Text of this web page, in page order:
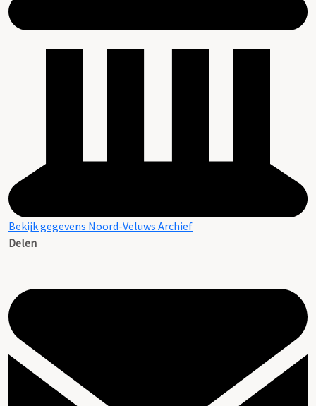
Bekijk gegevens Noord-Veluws Archief
Delen